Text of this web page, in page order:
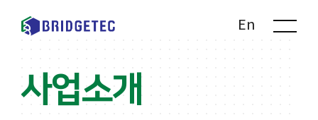
En
사업소개